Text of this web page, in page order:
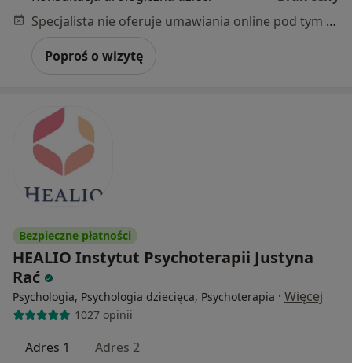
Specjalista nie oferuje umawiania online pod tym adresem.
Poproś o wizytę
Bezpieczne płatności
HEALIO Instytut Psychoterapii Justyna
Rać
Psychologia, Psychologia dziecięca, Psychoterapia · Więcej
1027 opinii
Adres 1 Adres 2